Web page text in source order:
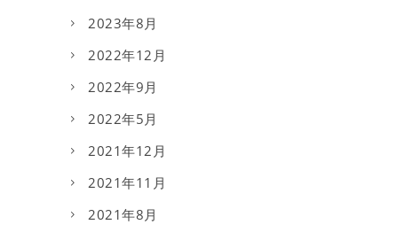
2023年8月
2022年12月
2022年9月
2022年5月
2021年12月
2021年11月
2021年8月